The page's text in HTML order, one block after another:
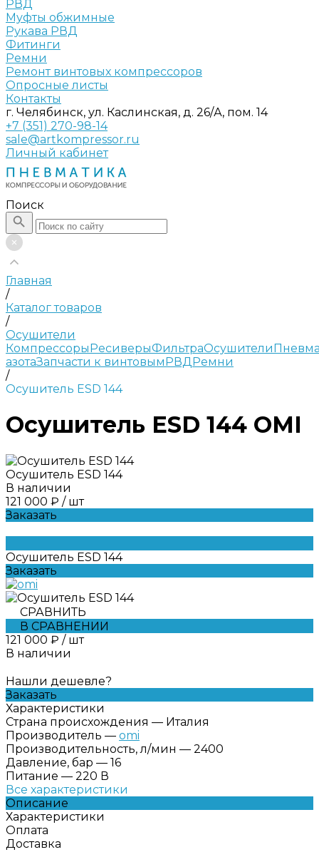
РВД
Муфты обжимные
Рукава РВД
Фитинги
Ремни
Ремонт винтовых компрессоров
Опросные листы
Контакты
г. Челябинск, ул. Каслинская, д. 26/А, пом. 14
+7 (351) 270-98-14
sale@artkompressor.ru
Личный кабинет
Поиск
Главная
/
Каталог товаров
/
Осушители
КомпрессорыРесиверыФильтраОсушители
азотаЗапчасти к винтовымРВДРемни
/
Осушитель ESD 144
Осушитель ESD 144 OMI
Осушитель ESD 144
В наличии
121 000 ₽ / шт
Заказать
Осушитель ESD 144
Заказать
СРАВНИТЬ
В СРАВНЕНИИ
121 000 ₽ / шт
В наличии
Нашли дешевле?
Заказать
Характеристики
Страна происхождения — Италия
Производитель — omi
Производительность, л/мин — 2400
Давление, бар — 16
Питание — 220 В
Все характеристики
Описание
Характеристики
Оплата
Доставка